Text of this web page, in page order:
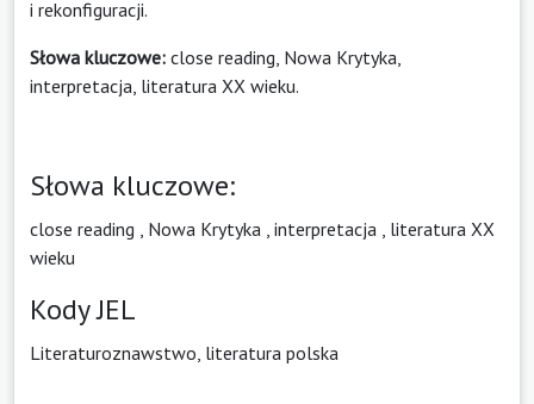
i rekonfiguracji.
Słowa kluczowe: close reading, Nowa Krytyka,
interpretacja, literatura XX wieku.
Słowa kluczowe:
close reading Nowa Krytyka interpretacja
literatura XX
wieku
Kody JEL
Literaturoznawstwo, literatura polska